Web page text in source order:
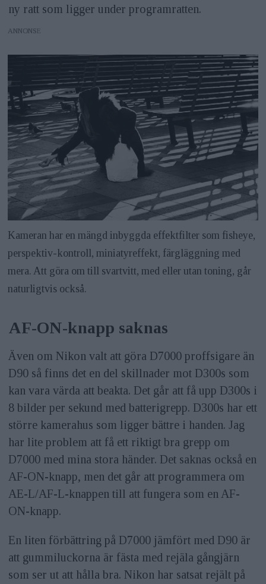
ny ratt som ligger under programratten.
ANNONS
Kameran har en mängd inbyggda effektfilter som fisheye,
perspektiv-kontroll, miniatyreffekt, färgläggning med
mera. Att göra om till svartvitt, med eller utan toning, går
naturligtvis också.
AF-ON-knapp saknas
Även om Nikon valt att göra D7000 proffsigare än
D90 så finns det en del skillnader mot D300s som
kan vara värda att beakta. Det går att få upp D300s i
8 bilder per sekund med batterigrepp. D300s har ett
större kamerahus som ligger bättre i handen. Jag
har lite problem att få ett riktigt bra grepp om
D7000 med mina stora händer. Det saknas också en
AF-ON-knapp, men det går att programmera om
AE-L/AF-L-knappen till att fungera som en AF-
ON-knapp.
En liten förbättring på D7000 jämfört med D90 är
att gummiluckorna är fästa med rejäla gångjärn
som ser ut att hålla bra. Nikon har satsat rejält på